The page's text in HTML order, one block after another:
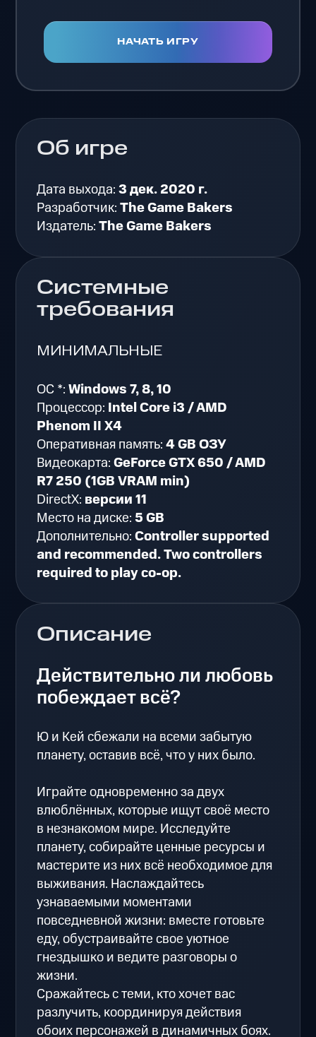
НАЧАТЬ ИГРУ
Описание
Действительно ли любовь
побеждает всё?
Ю и Кей сбежали на всеми забытую
планету, оставив всё, что у них было.
Играйте одновременно за двух
влюблённых, которые ищут своё место
в незнакомом мире. Исследуйте
планету, собирайте ценные ресурсы и
мастерите из них всё необходимое для
выживания. Наслаждайтесь
узнаваемыми моментами
повседневной жизни: вместе готовьте
еду, обустраивайте свое уютное
гнездышко и ведите разговоры о
жизни.
Сражайтесь с теми, кто хочет вас
разлучить, координируя действия
обоих персонажей в динамичных боях.
Об игре
Дата выхода:3 дек. 2020 г.
Разработчик:The Game Bakers
Издатель:The Game Bakers
Системные
требования
МИНИМАЛЬНЫЕ
ОС *:Windows 7, 8, 10
Процессор: Intel Core i3 / AMD
Phenom II X4
Оперативная память:4 GB ОЗУ
Видеокарта:GeForce GTX 650 / AMD
R7 250 (1GB VRAM min)
DirectX: версии 11
Место на диске:5 GB
Дополнительно:Controller supported
and recommended. Two controllers
required to play co-op.